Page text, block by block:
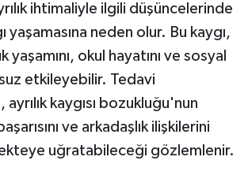
ihtimaliyle ilgili düşüncelerinde
yaşamasına neden olur. Bu kaygı,
okul hayatını ve sosyal
etkileyebilir. Tedavi
kaygısı bozukluğu'nun
ve arkadaşlık ilişkilerini
uğratabileceği gözlemlenir.